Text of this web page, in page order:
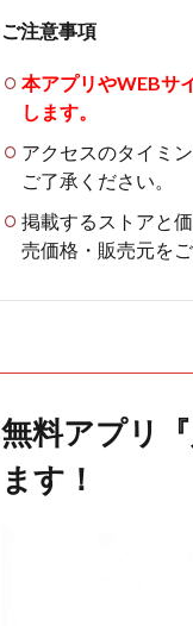
ご注意事項
本アプリやWEBサ
します。
アクセスのタイミ
ご了承ください。
掲載するストアと
売価格・販売元を
無料アプリ
ます！